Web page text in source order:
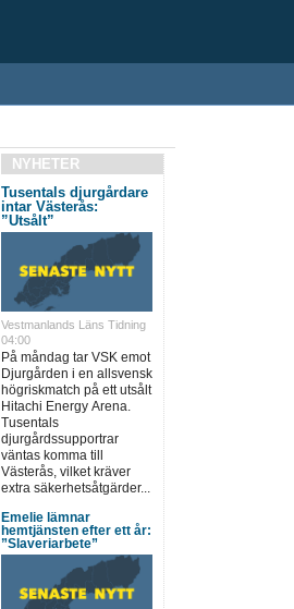
NYHETER
Tusentals djurgårdare
intar Västerås:
”Utsålt”
Vestmanlands Läns Tidning
04:00
På måndag tar VSK emot
Djurgården i en allsvensk
högriskmatch på ett utsålt
Hitachi Energy Arena.
Tusentals
djurgårdssupportrar
väntas komma till
Västerås, vilket kräver
extra säkerhetsåtgärder...
Emelie lämnar
hemtjänsten efter ett år:
”Slaveriarbete”